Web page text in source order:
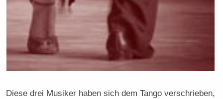
Diese drei Musiker haben sich dem Tango verschrieben,